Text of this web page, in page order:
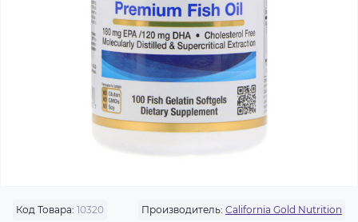
Код Товара: 10320 Производитель: California Gold Nutrition